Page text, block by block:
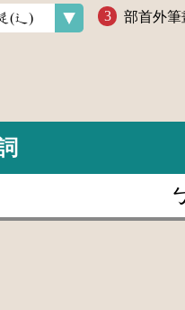
部首外筆